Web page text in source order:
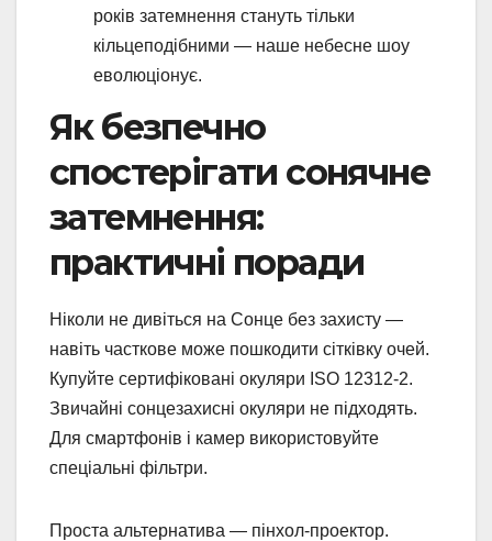
років затемнення стануть тільки
кільцеподібними — наше небесне шоу
еволюціонує.
Як безпечно
спостерігати сонячне
затемнення:
практичні поради
Ніколи не дивіться на Сонце без захисту —
навіть часткове може пошкодити сітківку очей.
Купуйте сертифіковані окуляри ISO 12312-2.
Звичайні сонцезахисні окуляри не підходять.
Для смартфонів і камер використовуйте
спеціальні фільтри.
Проста альтернатива — пінхол-проектор.